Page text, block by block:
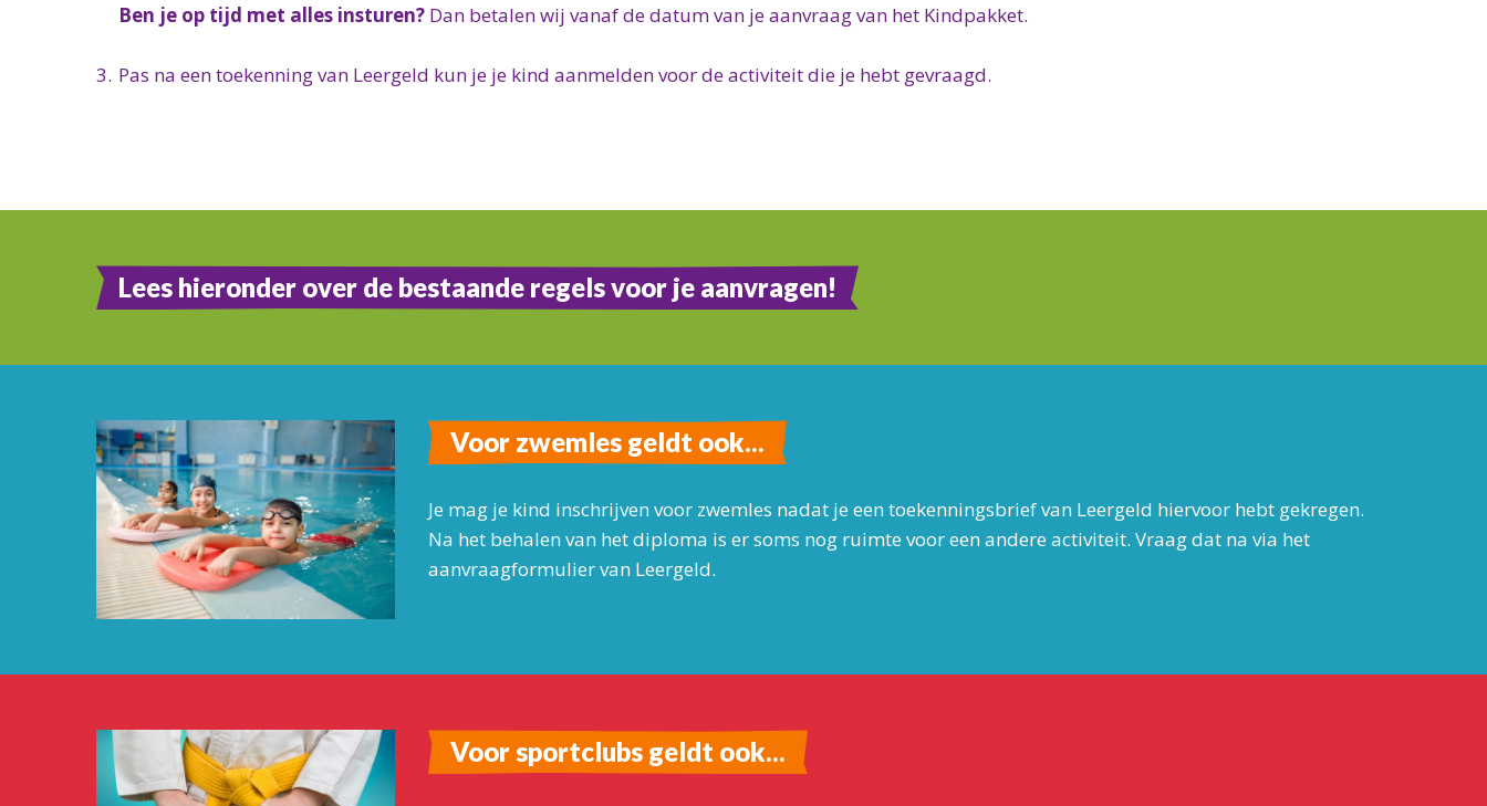
Ben je op tijd met alles insturen? Dan betalen wij vanaf de datum van je aanvraag van het Kindpakket.
Pas na een toekenning van Leergeld kun je je kind aanmelden voor de activiteit die je hebt gevraagd.
Lees hieronder over de bestaande regels voor je aanvragen!
Voor zwemles geldt ook...
Je mag je kind inschrijven voor zwemles nadat je een toekenningsbrief van Leergeld hiervoor hebt gekregen.
Na het behalen van het diploma is er soms nog ruimte voor een andere activiteit. Vraag dat na via het
aanvraagformulier van Leergeld.
Voor sportclubs geldt ook...